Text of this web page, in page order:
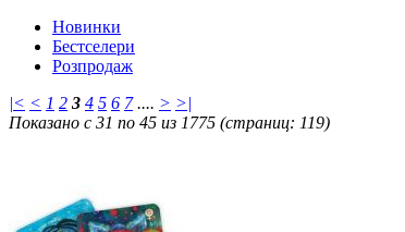
Новинки
Бестселери
Розпродаж
|< < 1 2 3 4 5 6 7.... > >|
Показано с 31 по 45 из 1775 (страниц: 119)